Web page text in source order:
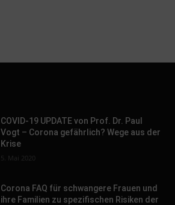
COVID-19 UPDATE von Prof. Dr. Paul
Vogt – Corona gefährlich? Wege aus der
Krise
5. Mai 2020
Corona FAQ für schwangere Frauen und
ihre Familien zu spezifischen Risiken der